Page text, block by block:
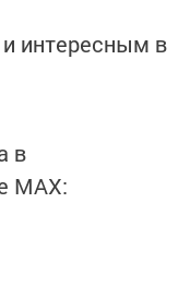
интересным в
в
MАХ: